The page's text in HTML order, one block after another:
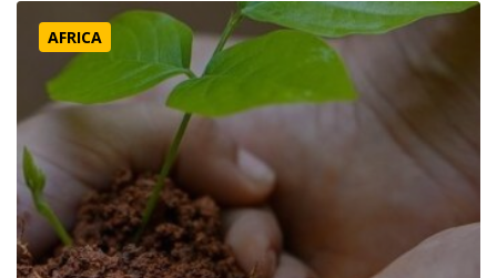
O privire în viața noastră “din pustietate”
AFRICA